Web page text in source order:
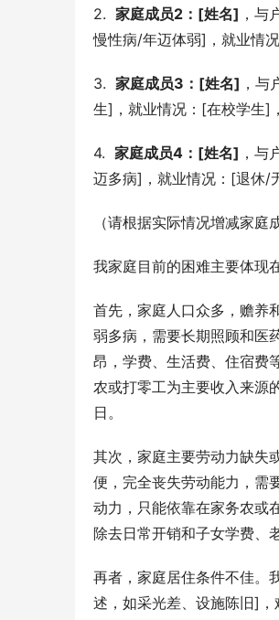
2. 家庭成员2：[姓名] ，与
慢性病/年迈体弱]，就业情
3. 家庭成员3：[姓名] ，
生]，就业情况：[在校学生]
4. 家庭成员4：[姓名] ，与
迈多病]，就业情况：[退休/
（请根据实际情况增减家庭
我家庭目前的困难主要体现
首先，家庭人口众多，赡养
弱多病，需要长期照顾和医
昂，学费、生活费、住宿费
农或打零工为主要收入来源
日。
其次，家庭主要劳动力缺失
便，完全丧失劳动能力，需
动力，只能依靠在家务农或
除去日常开销和子女学费、
再者，家庭居住条件不佳。
述，如采光差、设施陈旧]